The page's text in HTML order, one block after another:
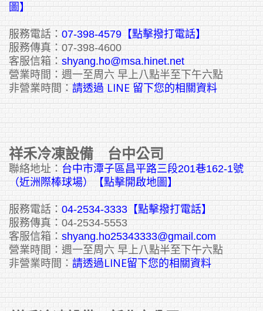
圖】
服務電話： 07-398-4579【點擊撥打電話】
服務傳真：07-398-4600
客服信箱： shyang.ho@msa.hinet.net
營業時間：週一至周六 早上八點半至下午六點
非營業時間： 請透過 LINE 留下您的相關資料
祥禾冷凍設備 台中公司
聯絡地址： 台中市潭子區昌平路三段201巷162-1號
（近洲際棒球場）【點擊開啟地圖】
服務電話： 04-2534-3333 【點擊撥打電話】
服務傳真：04-2534-5553
客服信箱： shyang.ho25343333@gmail.com
營業時間：週一至周六 早上八點半至下午六點
非營業時間： 請透過LINE留下您的相關資料